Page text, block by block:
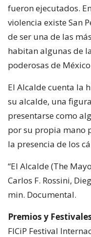
fueron ejecutados.
violencia existe San
de ser una de las
habitan algunas de
poderosas de
El Alcalde cuenta la
su alcalde, una
presentarse como
por su propia mano
la presencia de los
“El Alcalde (The
Carlos F. Rossini,
min. Documental.
Premios y
FICiP Festival